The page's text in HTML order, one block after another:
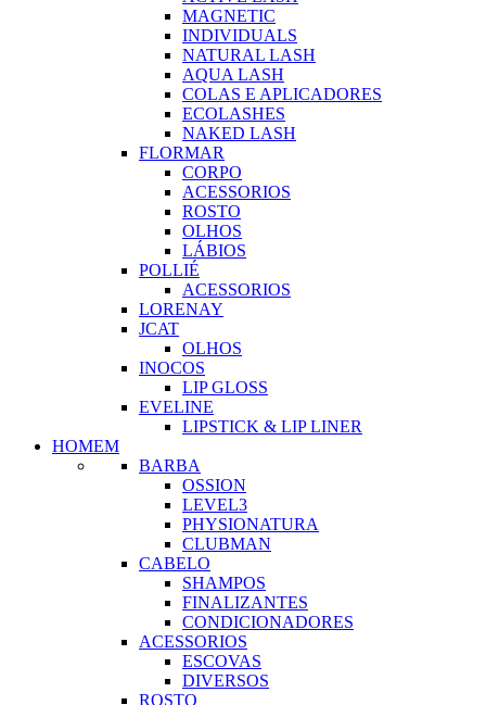
MAGNETIC
INDIVIDUALS
NATURAL LASH
AQUA LASH
COLAS E APLICADORES
ECOLASHES
NAKED LASH
FLORMAR
CORPO
ACESSORIOS
ROSTO
OLHOS
LÁBIOS
POLLIÉ
ACESSORIOS
LORENAY
JCAT
OLHOS
INOCOS
LIP GLOSS
EVELINE
LIPSTICK & LIP LINER
HOMEM
BARBA
OSSION
LEVEL3
PHYSIONATURA
CLUBMAN
CABELO
SHAMPOS
FINALIZANTES
CONDICIONADORES
ACESSORIOS
ESCOVAS
DIVERSOS
ROSTO